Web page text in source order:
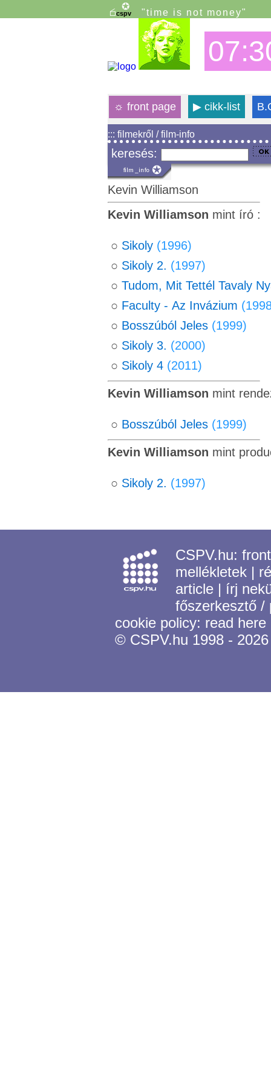
"time is not money"
☼ front page ▶cikk-list
::: filmekről / film-info
keresés:
Kevin Williamson
Kevin Williamson mint író :
○ Sikoly (1996)
○ Sikoly 2. (1997)
○ Tudom, Mit Tettél Tavaly
○ Faculty - Az Invázium
○ Bosszúból Jeles (1999)
○ Sikoly 3. (2000)
○ Sikoly 4 (2011)
Kevin Williamson mint
○ Bosszúból Jeles (1999)
Kevin Williamson mint
○ Sikoly 2. (1997)
CSPV.hu:
mellékletek |
article | írj
főszerkesztő
cookie policy: read here
© CSPV.hu 1998 - 2026